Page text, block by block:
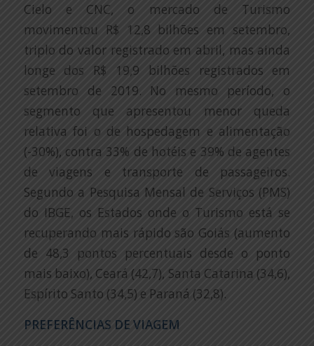
Cielo e CNC, o mercado de Turismo
movimentou R$ 12,8 bilhões em setembro,
triplo do valor registrado em abril, mas ainda
longe dos R$ 19,9 bilhões registrados em
setembro de 2019. No mesmo período, o
segmento que apresentou menor queda
relativa foi o de hospedagem e alimentação
(-30%), contra 33% de hotéis e 39% de agentes
de viagens e transporte de passageiros.
Segundo a Pesquisa Mensal de Serviços (PMS)
do IBGE, os Estados onde o Turismo está se
recuperando mais rápido são Goiás (aumento
de 48,3 pontos percentuais desde o ponto
mais baixo), Ceará (42,7), Santa Catarina (34,6),
Espírito Santo (34,5) e Paraná (32,8).
PREFERÊNCIAS DE VIAGEM